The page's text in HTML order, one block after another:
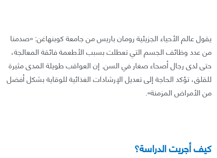
يقول عالم الأحياء الجزيئية رومان باريس من جامعة كوبنهاغن: «صدمنا
من عدد وظائف الجسم التي تعطلت بسبب الأطعمة فائقة المعالجة،
حتى لدى رجال أصحاء صغار في السن. إن العواقب طويلة المدى مثيرة
للقلق، تؤكد الحاجة إلى تعديل الإرشادات الغذائية للوقاية بشكل أفضل
من الأمراض المزمنة».
كيف أجريت الدراسة؟